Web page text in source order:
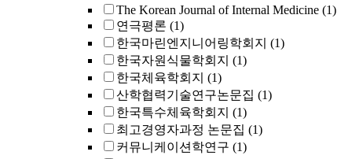
The Korean Journal of Internal Medicine (1)
연극평론 (1)
한국마린엔지니어링학회지 (1)
한국자원식물학회지 (1)
한국체육학회지 (1)
산학협력기술연구논문집 (1)
한국특수체육학회지 (1)
최고경영자과정 논문집 (1)
커뮤니케이션학연구 (1)